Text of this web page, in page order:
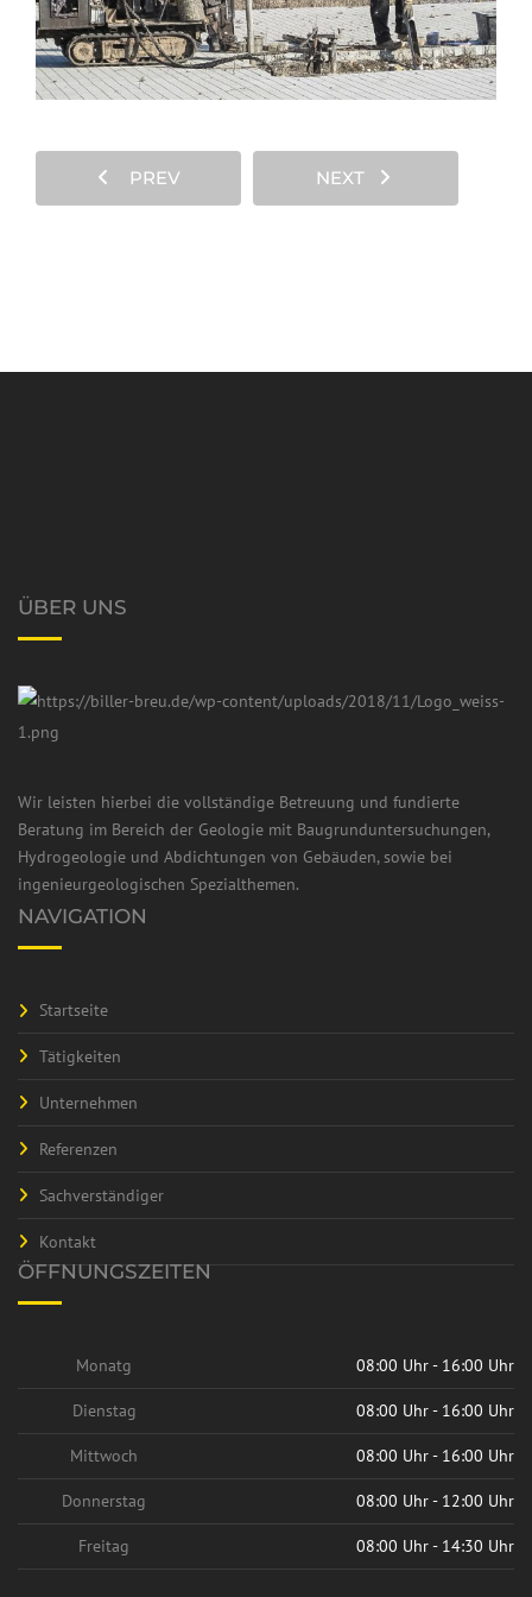
PREV NEXT
ÜBER UNS
Wir leisten hierbei die vollständige Betreuung und fundierte
Beratung im Bereich der Geologie mit Baugrunduntersuchungen,
Hydrogeologie und Abdichtungen von Gebäuden, sowie bei
ingenieurgeologischen Spezialthemen.
NAVIGATION
Startseite
Tätigkeiten
Unternehmen
Referenzen
Sachverständiger
Kontakt
ÖFFNUNGSZEITEN
Monatg 08:00 Uhr - 16:00 Uhr
Dienstag 08:00 Uhr - 16:00 Uhr
Mittwoch 08:00 Uhr - 16:00 Uhr
Donnerstag 08:00 Uhr - 12:00 Uhr
Freitag 08:00 Uhr - 14:30 Uhr